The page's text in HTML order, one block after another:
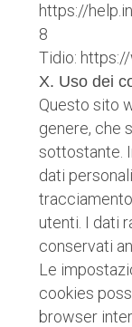
https://
8
Tidio:
X. Uso dei
Questo sito
genere, che
sottostante.
dati
utenti. I dati
conservati
Le
cookies
browser